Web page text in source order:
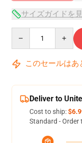
サイズガイドを
このセールはあ
Deliver to
Cost to ship:
Standard - Order